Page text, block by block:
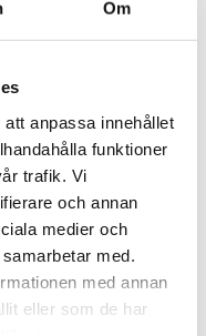
Om
anpassa innehållet
funktioner
trafik. Vi
och annan
medier och
med.
med annan
eller som de har